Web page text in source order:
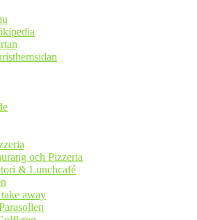
och Pizzeria
& Lunchcafé
away